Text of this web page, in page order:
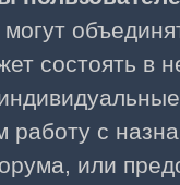
состоять в
работу с
или